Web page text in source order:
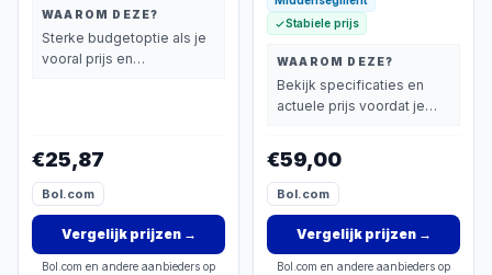
WAAROM DEZE?
Sterke budgetoptie als je
vooral prijs en
€25,87
Bol.com
Vergelijk prijzen→
Bol.com en andere aanbieders op
Stabiele prijs
WAAROM DEZE?
Bekijk specificaties en
actuele prijs voordat je
€59,00
Bol.com
Vergelijk prijzen→
Bol.com en andere aanbieders op